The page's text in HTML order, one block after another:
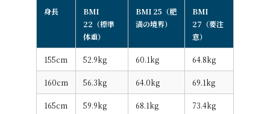
身長
BMI
22（標準
体重）
BMI 25（肥
満の境界）
BMI
27（要注
意）
155cm 52.9kg 60.1kg 64.8kg
160cm 56.3kg 64.0kg 69.1kg
165cm 59.9kg 68.1kg 73.4kg